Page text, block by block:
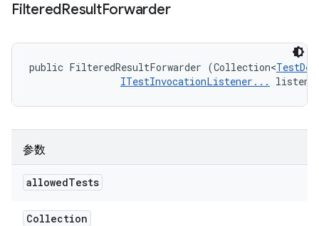
FilteredResultForwarder
public FilteredResultForwarder (Collection<
ITestInvocationListener...
参数
allowedTests
Collection